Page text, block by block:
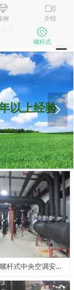
끀
以上经验넲
例
ꀕ
介绍
ꂉ
螺杆式
水冷螺杆式中央空调安装改造机房方法及工艺